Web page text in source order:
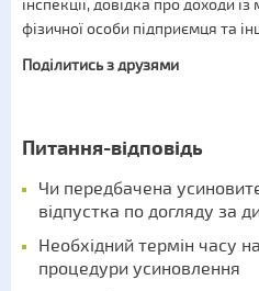
інспекції, довідка про доходи
фізичної особи підприємця та
Поділитись з друзями
Питання-відповідь
Чи передбачена
відпустка по догляду за
Необхідний термін часу
процедури усиновлення